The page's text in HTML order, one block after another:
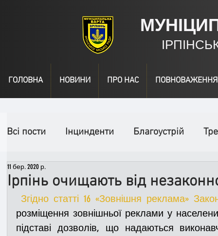
ГОЛОВНА НОВИНИ ПРО НАС ПОВНОВАЖЕННЯ
Всі пости Інцинденти Благоустрій
День народження
Спільні заходи Надзвичайні заходи
Ірпінь очищають від
11 бер. 2020 р.
Згідно статті 16 «Зовнішня реклама»
розміщення зовнішньої реклами у
підставі дозволів, що надаються